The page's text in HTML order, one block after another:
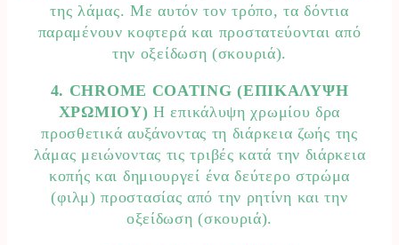
της λάμας. Με αυτόν τον τρόπο, τα δόντια
παραμένουν κοφτερά και προστατεύονται από
την οξείδωση (σκουριά).
4. CHROME COATING (ΕΠΙΚΑΛΥΨΗ
ΧΡΩΜΙΟΥ) Η επικάλυψη χρωμίου δρα
προσθετικά αυξάνοντας τη διάρκεια ζωής της
λάμας μειώνοντας τις τριβές κατά την διάρκεια
κοπής και δημιουργεί ένα δεύτερο στρώμα
(φιλμ) προστασίας από την ρητίνη και την
οξείδωση (σκουριά).